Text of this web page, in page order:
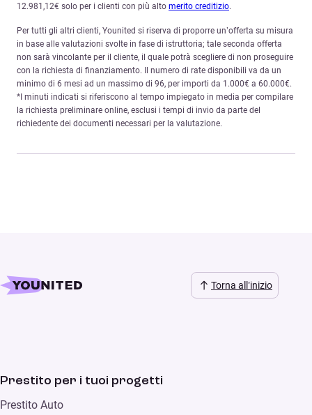
12.981,12€ solo per i clienti con più alto merito creditizio.
Per tutti gli altri clienti, Younited si riserva di proporre un’offerta su misura
in base alle valutazioni svolte in fase di istruttoria; tale seconda offerta
non sarà vincolante per il cliente, il quale potrà scegliere di non proseguire
con la richiesta di finanziamento. Il numero di rate disponibili va da un
minimo di 6 mesi ad un massimo di 96, per importi da 1.000€ a 60.000€.
*I minuti indicati si riferiscono al tempo impiegato in media per compilare
la richiesta preliminare online, esclusi i tempi di invio da parte del
richiedente dei documenti necessari per la valutazione.
Torna all’inizio
Prestito per i tuoi progetti
Prestito Auto